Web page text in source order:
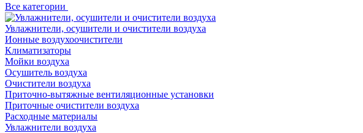
Все категории
Увлажнители, осушители и очистители воздуха
Ионные воздухоочистители
Климатизаторы
Мойки воздуха
Осушитель воздуха
Очистители воздуха
Приточно-вытяжные вентиляционные установки
Приточные очистители воздуха
Расходные материалы
Увлажнители воздуха